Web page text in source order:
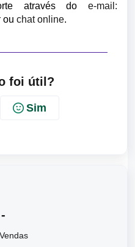
através do e-mail:
ou chat online.
foi útil?
Sim